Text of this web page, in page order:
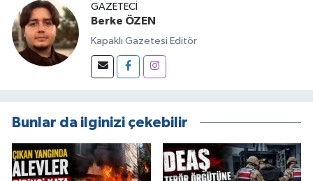
GAZETECI
Berke ÖZEN
Kapaklı Gazetesi Editör
Bunlar da ilginizi çekebilir